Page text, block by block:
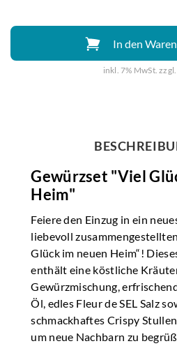
In den
inkl. 7% MwSt. zzgl.
Weiter
Gewürzset "Viel
Heim"
Feiere den Einzug in ein
liebevoll
Glück im neuen Heim“!
enthält eine köstliche
Gewürzmischung,
Öl, edles Fleur de SEL Salz
schmackhaftes Crispy
um neue Nachbarn zu